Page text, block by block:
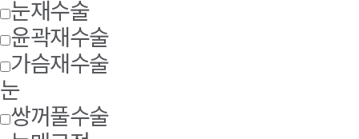
눈재수술
윤곽재수술
가슴재수술
눈
쌍꺼풀수술